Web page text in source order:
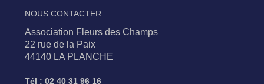
NOUS CONTACTER
Association Fleurs des Champs
22 rue de la Paix
44140 LA PLANCHE
Tél : 02 40 31 96 16